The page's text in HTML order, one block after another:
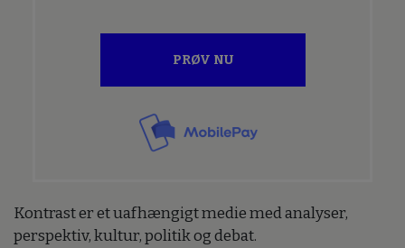
PRØV NU
Kontrast er et uafhængigt medie med analyser,
perspektiv, kultur, politik og debat.